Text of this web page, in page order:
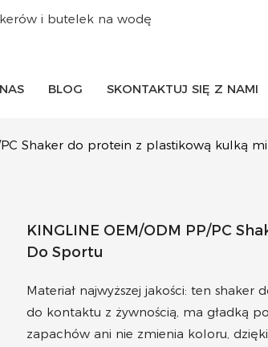
i butelek na wodę
BLOG SKONTAKTUJ SIĘ Z NAMI
Shaker do protein z plastikową kulką
KINGLINE OEM/ODM PP/PC
Do Sportu
Materiał najwyższej jakości: ten shaker
do kontaktu z żywnością, ma gładką
zapachów ani nie zmienia koloru,